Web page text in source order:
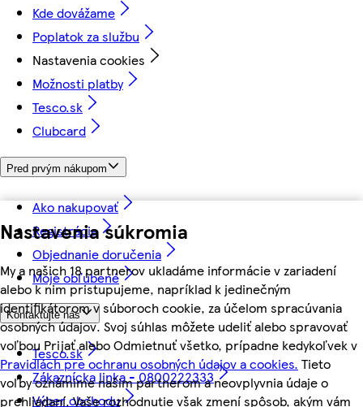
Nastavenia súkromia
My a našich 18 partnerov ukladáme informácie v zariadení
alebo k nim pristupujeme, napríklad k jedinečným
identifikátorom v súboroch cookie, za účelom spracúvania
osobných údajov. Svoj súhlas môžete udeliť alebo spravovať
voľbou Prijať alebo Odmietnuť všetko, prípadne kedykoľvek v
Pravidlách pre ochranu osobných údajov a cookies. Tieto
voľby oznámime našim partnerom a neovplyvnia údaje o
prehliadaní. Vaše rozhodnutie však zmení spôsob, akým vám
Kde dovážame
Poplatok za službu
Nastavenia cookies
Možnosti platby
Tesco.sk
Clubcard
Pred prvým nákupom
Ako nakupovať
Registrácia
Objednanie doručenia
Moje obľúbené
Kontaktujte nás
Tesco.sk
Zákaznícka linka - 0800222333
Výber obchodu